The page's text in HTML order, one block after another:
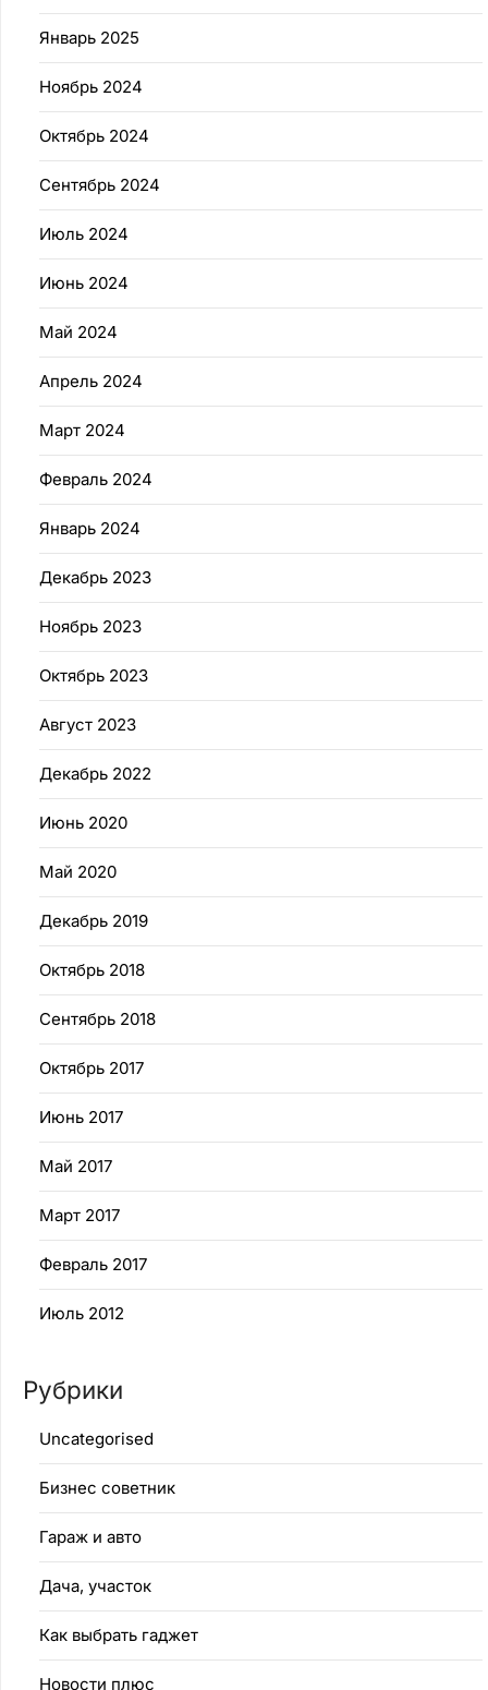
Январь 2025
Ноябрь 2024
Октябрь 2024
Сентябрь 2024
Июль 2024
Июнь 2024
Май 2024
Апрель 2024
Март 2024
Февраль 2024
Январь 2024
Декабрь 2023
Ноябрь 2023
Октябрь 2023
Август 2023
Декабрь 2022
Июнь 2020
Май 2020
Декабрь 2019
Октябрь 2018
Сентябрь 2018
Октябрь 2017
Июнь 2017
Май 2017
Март 2017
Февраль 2017
Июль 2012
Рубрики
Uncategorised
Бизнес советник
Гараж и авто
Дача, участок
Как выбрать гаджет
Новости плюс